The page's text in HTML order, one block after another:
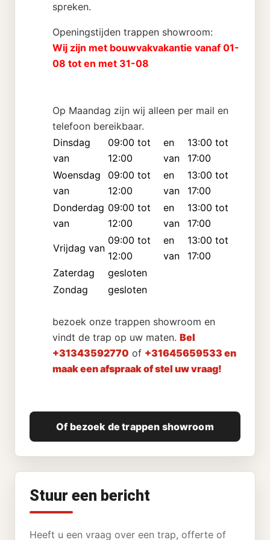
spreken.
Openingstijden trappen showroom:
Wij zijn met bouwvakvakantie vanaf 01-
08 tot en met 31-08
Op Maandag zijn wij alleen per mail en
telefoon bereikbaar.
Dinsdag
van
09:00 tot
12:00
en
van
13:00 tot
17:00
Woensdag
van
09:00 tot
12:00
en
van
13:00 tot
17:00
Donderdag
van
09:00 tot
12:00
en
van
13:00 tot
17:00
Vrijdag van
09:00 tot
12:00
en
van
13:00 tot
17:00
Zaterdag
gesloten
Zondag
gesloten
bezoek onze trappen showroom en
vindt de trap op uw maten. Bel
+31343592770 of +31645659533 en
maak een afspraak of stel uw vraag!
Of bezoek de trappen showroom
Stuur een bericht
Heeft u een vraag over een trap, offerte of